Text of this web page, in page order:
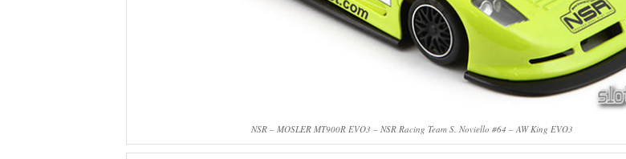
NSR – MOSLER MT900R EVO3 – NSR Racing Team S. Noviello #64 – AW King EVO3